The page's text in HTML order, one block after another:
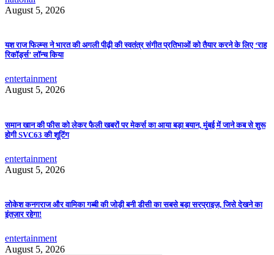
August 5, 2026
यश राज फिल्म्स ने भारत की अगली पीढ़ी की स्वतंत्र संगीत प्रतिभाओं को तैयार करने के लिए ‘राह
रिकॉर्ड्स’ लॉन्च किया
entertainment
August 5, 2026
समान खान की फीस को लेकर फैली खबरों पर मेकर्स का आया बड़ा बयान, मुंबई में जाने कब से शुरू
होगी SVC63 की शूटिंग
entertainment
August 5, 2026
लोकेश कनगराज और वामिका गब्बी की जोड़ी बनी डीसी का सबसे बड़ा सरप्राइज़, जिसे देखने का
इंतज़ार रहेगा!
entertainment
August 5, 2026